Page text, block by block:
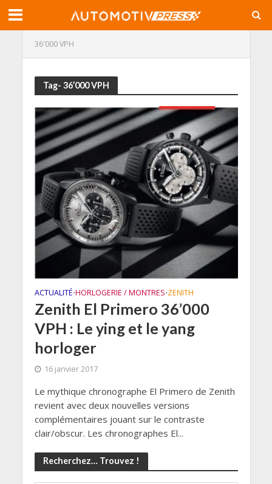
36'000 VPH
Tag- 36’000 VPH
ACTUALITÉ•HORLOGERIE / MONTRES•ZENITH
Zenith El Primero 36’000
VPH : Le ying et le yang
horloger
16 janvier 2017
Le mythique chronographe El Primero de Zenith
revient avec deux nouvelles versions
complémentaires jouant sur le contraste
clair/obscur. Les chronographes El...
Recherchez… Trouvez !